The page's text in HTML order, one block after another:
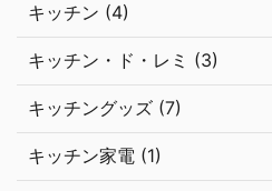
キッチン (4)
キッチン・ド・レミ (3)
キッチングッズ (7)
キッチン家電 (1)